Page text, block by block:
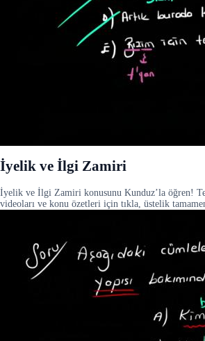
İyelik ve İlgi Zamiri
İyelik ve İlgi Zamiri konusunu Kunduz’la öğren!
videoları ve konu özetleri için tıkla, üstelik